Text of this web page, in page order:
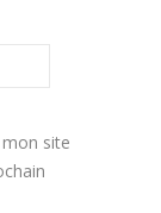
site